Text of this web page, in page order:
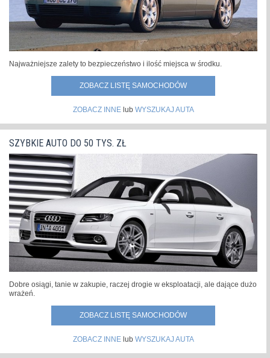
Najważniejsze zalety to bezpieczeństwo i ilość miejsca w środku.
ZOBACZ LISTĘ SAMOCHODÓW
ZOBACZ INNElub WYSZUKAJ AUTA
SZYBKIE AUTO DO 50 TYS. ZŁ
Dobre osiągi, tanie w zakupie, raczej drogie w eksploatacji, ale dające dużo
wrażeń.
ZOBACZ LISTĘ SAMOCHODÓW
ZOBACZ INNElub WYSZUKAJ AUTA